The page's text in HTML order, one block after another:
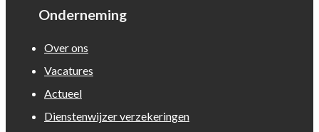
Onderneming
Over ons
Vacatures
Actueel
Dienstenwijzer verzekeringen